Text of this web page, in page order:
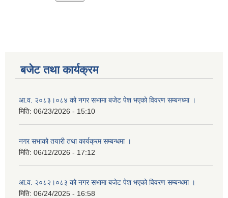
बजेट तथा कार्यक्रम
आ.व. २०८३।०८४ को नगर सभामा बजेट पेश भएको विवरण सम्बनध्मा ।
मिति: 06/23/2026 - 15:10
नगर सभाको तयारी तथा कार्यक्रम सम्बन्धमा ।
मिति: 06/12/2026 - 17:12
आ.व. २०८२।०८३ को नगर सभामा बजेट पेश भएको विवरण सम्बन्धमा ।
मिति: 06/24/2025 - 16:58